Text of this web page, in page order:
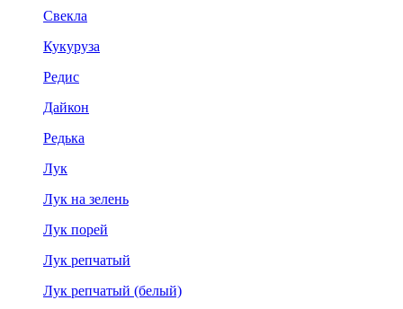
Свекла
Кукуруза
Редис
Дайкон
Редька
Лук
Лук на зелень
Лук порей
Лук репчатый
Лук репчатый (белый)